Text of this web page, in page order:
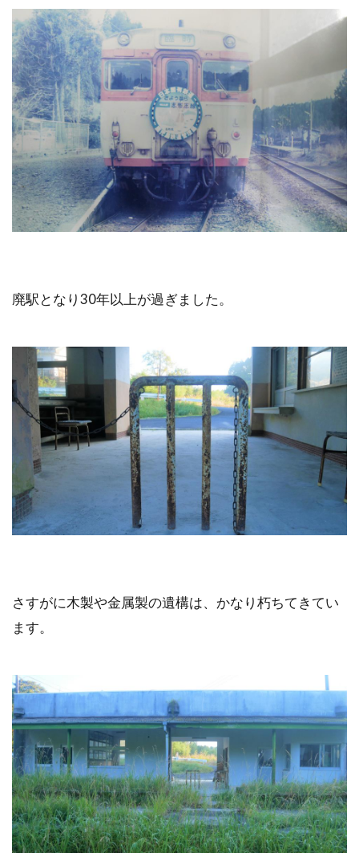
廃駅となり30年以上が過ぎました。
さすがに木製や金属製の遺構は、かなり朽ちてきてい
ます。